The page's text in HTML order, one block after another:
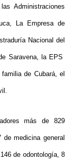
Administraciones
La Empresa de
Nacional del
Saravena, la EPS
de Cubará, el
más de 829
medicina general
de odontología, 8